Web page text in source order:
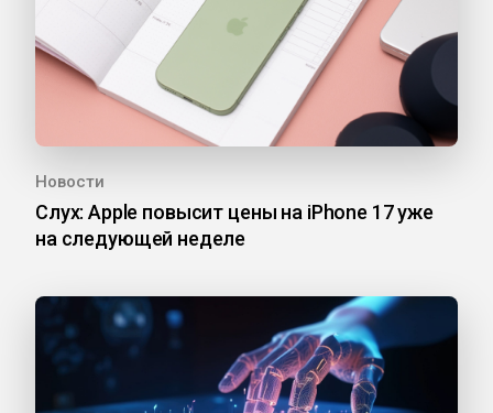
Новости
Слух: Apple повысит цены на iPhone 17 уже
на следующей неделе